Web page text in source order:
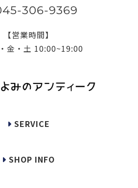
306-9369
【営業時間】
金・土 10:00~19:00
SERVICE
SHOP INFO